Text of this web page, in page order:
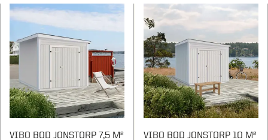
VIBO BOD JONSTORP 7,5 M² VIBO BOD JONSTORP 10 M²